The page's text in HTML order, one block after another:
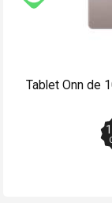
Televisor
7